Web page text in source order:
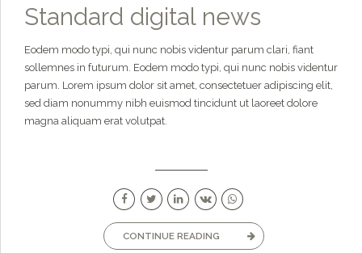
Standard digital news
Eodem modo typi, qui nunc nobis videntur parum clari, fiant
sollemnes in futurum. Eodem modo typi, qui nunc nobis videntur
parum. Lorem ipsum dolor sit amet, consectetuer adipiscing elit,
sed diam nonummy nibh euismod tincidunt ut laoreet dolore
magna aliquam erat volutpat.
CONTINUE READING